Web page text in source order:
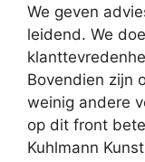
We geven
leidend. We
Bovendien zijn
weinig andere
op dit front
Kuhlmann